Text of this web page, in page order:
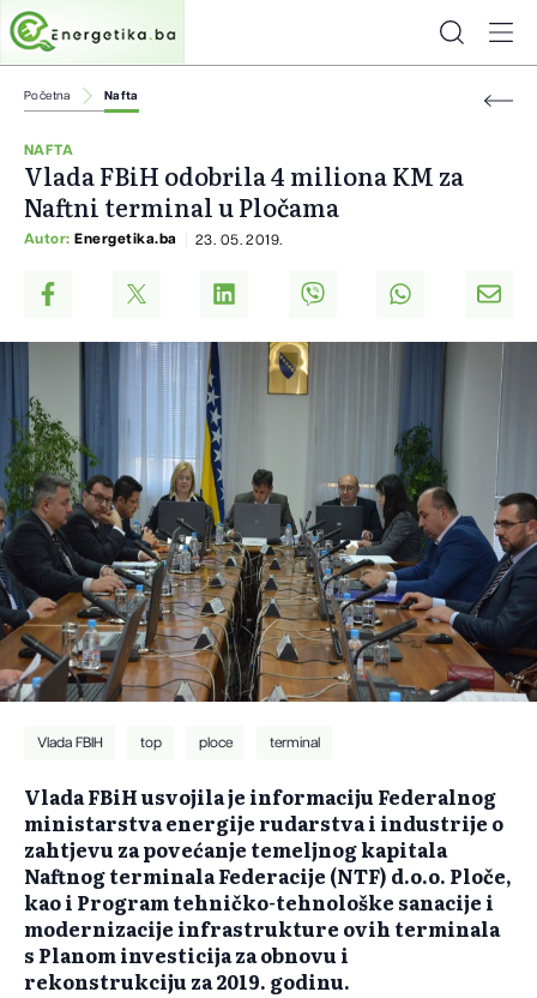
Početna Nafta
NAFTA
Vlada FBiH odobrila 4 miliona KM za
Naftni terminal u Pločama
Autor: Energetika.ba 23. 05. 2019.
Vlada FBIH top ploce terminal
Vlada FBiH usvojila je informaciju Federalnog
ministarstva energije rudarstva i industrije o
zahtjevu za povećanje temeljnog kapitala
Naftnog terminala Federacije (NTF) d.o.o. Ploče,
kao i Program tehničko-tehnološke sanacije i
modernizacije infrastrukture ovih terminala
s Planom investicija za obnovu i
rekonstrukciju za 2019. godinu.